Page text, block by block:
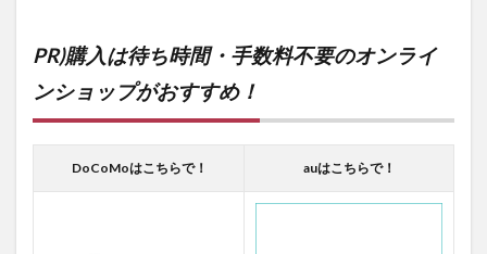
PR)購入は待ち時間・手数料不要のオンライ
ンショップがおすすめ！
DoCoMoはこちらで！ auはこちらで！